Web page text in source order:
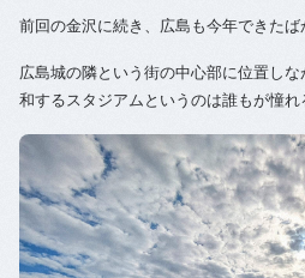
前回の金沢に続き、広島も今年できた
広島城の隣という街の中心部に位置し
和するスタジアムというのは誰もが憧れ